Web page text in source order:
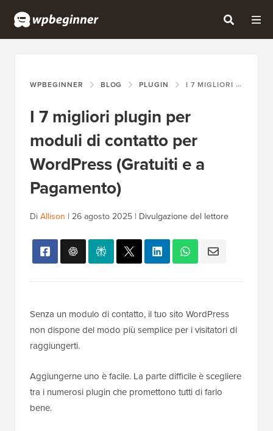
WPBEGINNER BLOG PLUGIN I 7 MIGLIORI PLUGIN PER MODULI DI CONTATTO PER WORDPRESS (GRATUITI E A PAGAMENTO)
I 7 migliori plugin per
moduli di contatto per
WordPress (Gratuiti e a
Pagamento)
DiAllison | 26 agosto 2025 | Divulgazione del lettore
Senza un modulo di contatto, il tuo sito WordPress
non dispone del modo più semplice per i visitatori di
raggiungerti.
Aggiungerne uno è facile. La parte difficile è scegliere
tra i numerosi plugin che promettono tutti di farlo
bene.